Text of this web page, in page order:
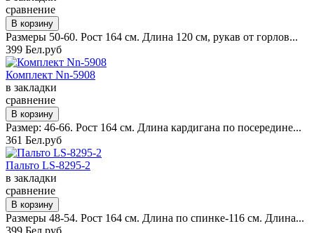
сравнение
Размеры 50-60. Рост 164 см. Длина 120 см, рукав от горлов...
399 Бел.руб
Комплект Nn-5908
в закладки
сравнение
Размер: 46-66. Рост 164 см. Длина кардигана по посередине...
361 Бел.руб
Пальто LS-8295-2
в закладки
сравнение
Размеры 48-54. Рост 164 см. Длина по спинке-116 см. Длина...